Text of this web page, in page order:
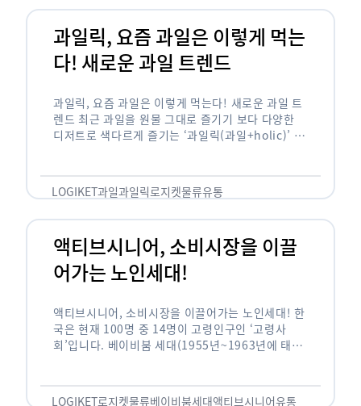
과일릭, 요즘 과일은 이렇게 먹는
다! 새로운 과일 트렌드
과일릭, 요즘 과일은 이렇게 먹는다! 새로운 과일 트
렌드 최근 과일을 원물 그대로 즐기기 보다 다양한
디저트로 색다르게 즐기는 ‘과일릭(과일+holic)’ 트
…
LOGIKET과일과일릭로지켓물류유통
액티브시니어, 소비시장을 이끌
어가는 노인세대!
액티브시니어, 소비시장을 이끌어가는 노인세대! 한
국은 현재 100명 중 14명이 고령인구인 ‘고령사
회’입니다. 베이비붐 세대(1955년~1963년에 태어
오고 있습니다. 하지만 사회가 늙어가는 …
LOGIKET로지켓물류베이비붐세대액티브시니어유통